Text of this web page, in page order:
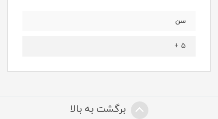
سن
۵ +
برگشت به بالا